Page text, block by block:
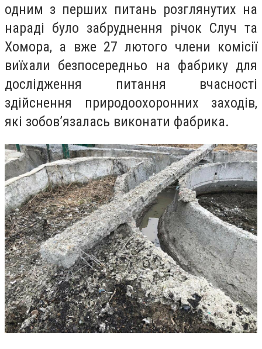
одним з перших питань розглянутих на
нараді було забруднення річок Случ та
Хомора, а вже 27 лютого члени комісії
виїхали безпосередньо на фабрику для
дослідження питання вчасності
здійснення природоохоронних заходів,
які зобов’язалась виконати фабрика.